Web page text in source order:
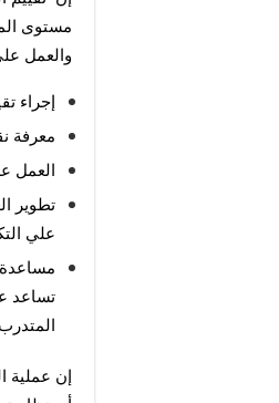
والعمل
إجراء
معرفة
العمل
علي